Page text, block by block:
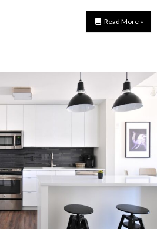
Read More »